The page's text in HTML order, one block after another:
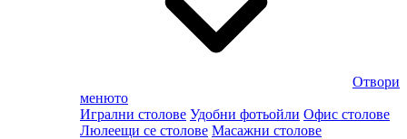
Отвори
менюто
Игрални столове Удобни фотьойли Офис столове
Люлеещи се столове Масажни столове